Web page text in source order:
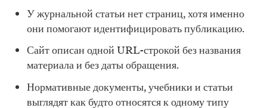
У журнальной статьи нет страниц, хотя именно
они помогают идентифицировать публикацию.
Сайт описан одной URL-строкой без названия
материала и без даты обращения.
Нормативные документы, учебники и статьи
выглядят как будто относятся к одному типу